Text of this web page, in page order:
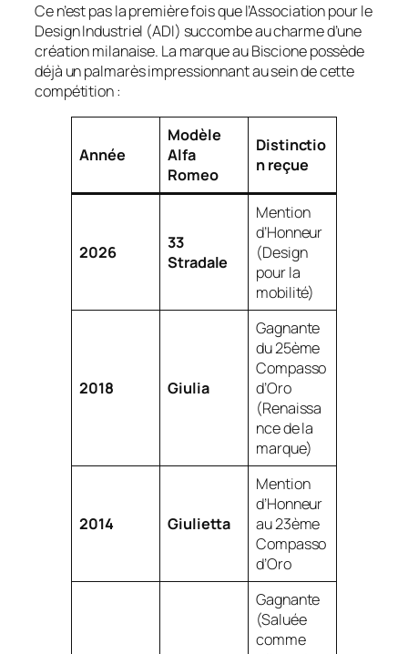
Ce n’est pas la première fois que l’Association pour le
Design Industriel (ADI) succombe au charme d’une
création milanaise. La marque au Biscione possède
déjà un palmarès impressionnant au sein de cette
compétition :
Année
Modèle
Alfa
Romeo
Distinctio
n reçue
2026
33
Stradale
Mention
d’Honneur
(Design
pour la
mobilité)
2018 Giulia
Gagnante
du 25ème
Compasso
d’Oro
(Renaissa
nce de la
marque)
2014 Giulietta
Mention
d’Honneur
au 23ème
Compasso
d’Oro
Gagnante
(Saluée
comme